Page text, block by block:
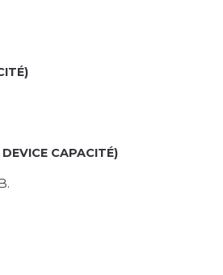
CAPACITÉ)